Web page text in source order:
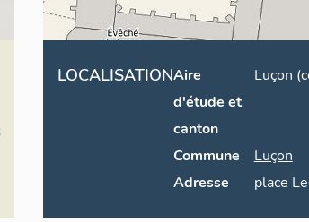
LOCALISATIONAire
d'étude et
canton
Luçon
Commune
Luçon
Adresse
place